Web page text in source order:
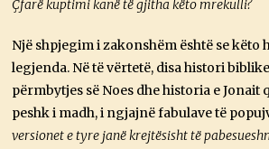
Çfarë kuptimi kanë të gjitha këto mrekulli?
Një shpjegim i zakonshëm është se këto
legjenda. Në të vërtetë, disa histori
përmbytjes së Noes dhe historia e Jonait
peshk i madh, i ngjajnë fabulave të
versionet e tyre janë krejtësisht të